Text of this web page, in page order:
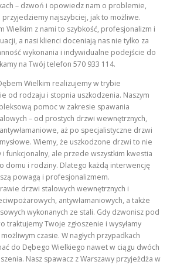
– dzwoń i opowiedz nam o problemie,
najszybciej, jak to możliwe.
Wielkim z nami to szybkość, profesjonalizm i
a nasi klienci doceniają nas nie tylko za
wykonania i indywidualne podejście do
na Twój telefon 570 933 114.
Wielkim realizujemy w trybie
od rodzaju i stopnia uszkodzenia. Naszym
pomoc w zakresie spawania
– od prostych drzwi wewnętrznych,
aż po specjalistyczne drzwi
Wiemy, że uszkodzone drzwi to nie
funkcjonalny, ale przede wszystkim kwestia
domu i rodziny. Dlatego każdą interwencję
powagą i profesjonalizmem.
drzwi stalowych wewnętrznych i
antywłamaniowych, a także
wykonanych ze stali. Gdy dzwonisz pod
traktujemy Twoje zgłoszenie i wysyłamy
czasie. W nagłych przypadkach
do Dębego Wielkiego nawet w ciągu dwóch
Nasz spawacz z Warszawy przyjeżdża w